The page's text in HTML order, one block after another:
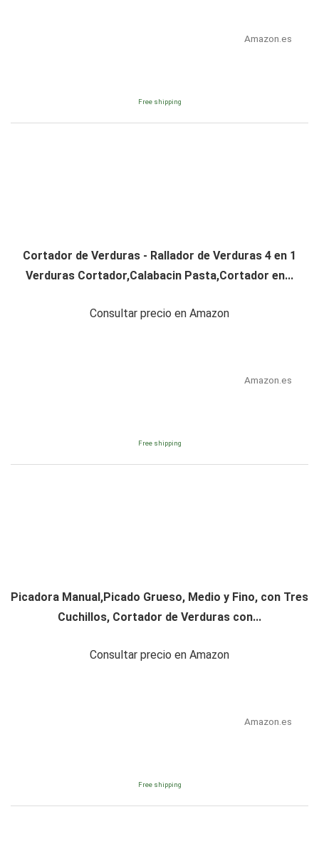
Amazon.es
Free shipping
Cortador de Verduras - Rallador de Verduras 4 en 1
Verduras Cortador,Calabacin Pasta,Cortador en...
Consultar precio en Amazon
Amazon.es
Free shipping
Picadora Manual,Picado Grueso, Medio y Fino, con Tres
Cuchillos, Cortador de Verduras con...
Consultar precio en Amazon
Amazon.es
Free shipping